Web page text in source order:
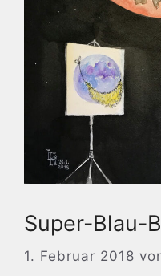
Super-Blau-
1. Februar 2018